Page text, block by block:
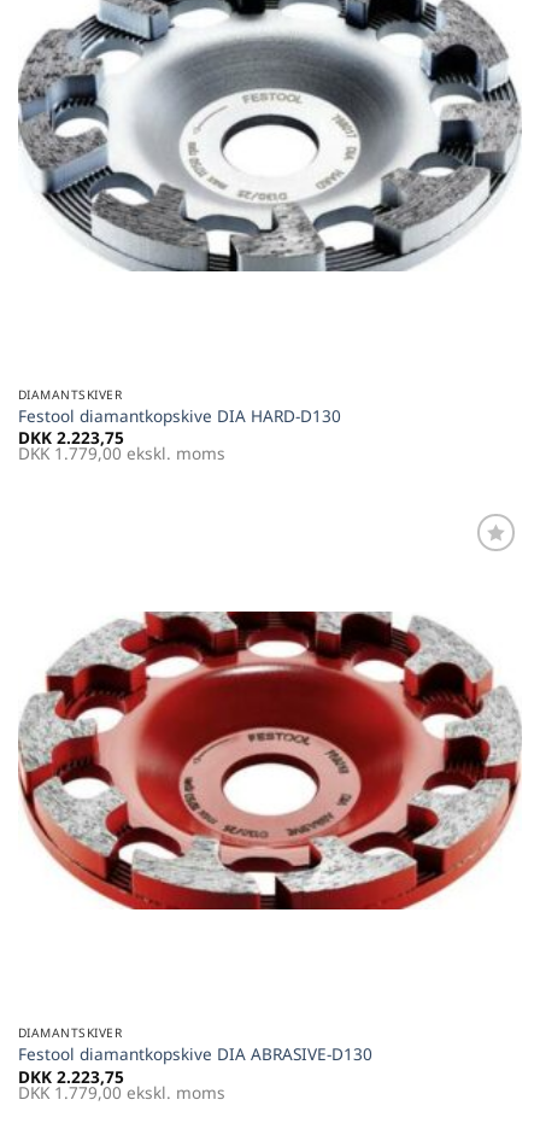
DIAMANTSKIVER
Festool diamantkopskive DIA HARD-D130
DKK 2.223,75
DKK 1.779,00 ekskl. moms
DIAMANTSKIVER
Festool diamantkopskive DIA ABRASIVE-D130
DKK 2.223,75
DKK 1.779,00 ekskl. moms